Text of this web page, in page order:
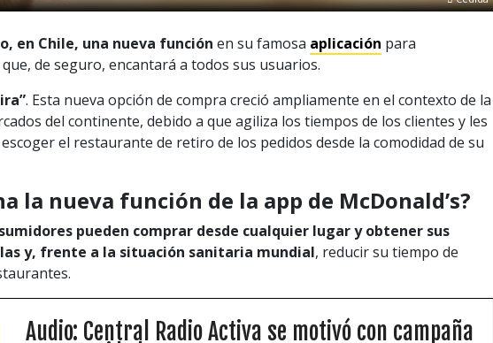
en Chile, una nueva función en su famosa aplicación para
de seguro, encantará a todos sus usuarios.
. Esta nueva opción de compra creció ampliamente en el contexto de la
del continente, debido a que agiliza los tiempos de los clientes y les
el restaurante de retiro de los pedidos desde la comodidad de su
la nueva función de la app de McDonald’s?
pueden comprar desde cualquier lugar y obtener sus
y, frente a la situación sanitaria mundial, reducir su tiempo de
Audio: Central Radio Activa se motivó con campaña